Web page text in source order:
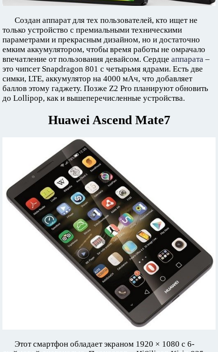
Создан аппарат для тех пользователей, кто ищет не
только устройство с премиальными техническими
параметрами и прекрасным дизайном, но и достаточно
емким аккумулятором, чтобы время работы не омрачало
впечатление от пользования девайсом. Сердце аппарата –
это чипсет Snapdragon 801 с четырьмя ядрами. Есть две
симки, LTE, аккумулятор на 4000 мАч, что добавляет
баллов этому гаджету. Позже Z2 Pro планируют обновить
до Lollipop, как и вышеперечисленные устройства.
Huawei Ascend Mate7
Этот смартфон обладает экраном 1920 × 1080 с 6-